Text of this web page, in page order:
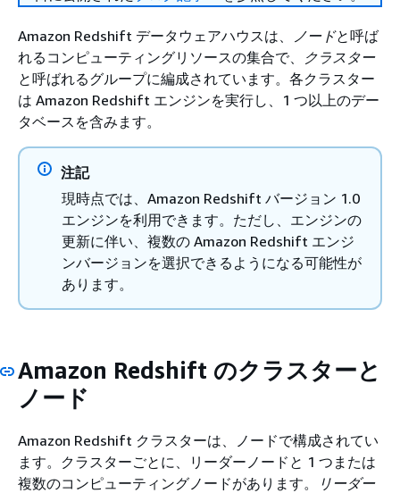
Amazon Redshift データウェアハウスは、 ノードと呼ば
れるコンピューティングリソースの集合で、
クラスター
と呼ばれるグループに編成されています。各クラスター
は Amazon Redshift エンジンを実行し、1 つ以上のデー
タベースを含みます。
注記
現時点では、Amazon Redshift バージョン 1.0
エンジンを利用できます。ただし、エンジンの
更新に伴い、複数の Amazon Redshift エンジ
ンバージョンを選択できるようになる可能性が
あります。
Amazon Redshift のクラスターと
ノード
Amazon Redshift クラスターは、ノードで構成されてい
ます。クラスターごとに、リーダーノードと 1 つまたは
複数のコンピューティングノードがあります。
リーダー